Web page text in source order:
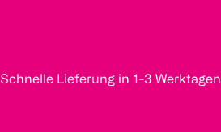
Schnelle Lieferung in 1-3 Werktagen